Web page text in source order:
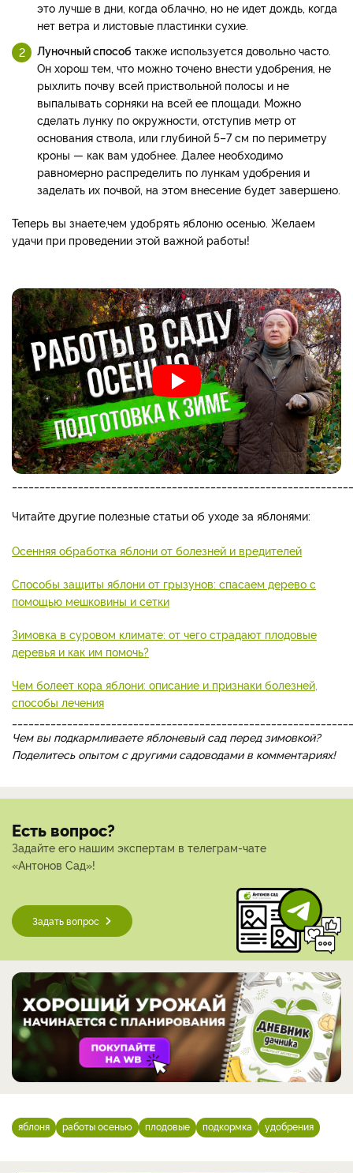
это лучше в дни, когда облачно, но не идет дождь, когда
нет ветра и листовые пластинки сухие.
Луночный способ также используется довольно часто.
Он хорош тем, что можно точено внести удобрения, не
рыхлить почву всей приствольной полосы и не
выпалывать сорняки на всей ее площади. Можно
сделать лунку по окружности, отступив метр от
основания ствола, или глубиной 5–7 см по периметру
кроны — как вам удобнее. Далее необходимо
равномерно распределить по лункам удобрения и
заделать их почвой, на этом внесение будет завершено.
Теперь вы знаете,чем удобрять яблоню осенью. Желаем
удачи при проведении этой важной работы!
Читайте другие полезные статьи об уходе за яблонями:
Осенняя обработка яблони от болезней и вредителей
Способы защиты яблони от грызунов: спасаем дерево с
помощью мешковины и сетки
Зимовка в суровом климате: от чего страдают плодовые
деревья и как им помочь?
Чем болеет кора яблони: описание и признаки болезней,
способы лечения
Чем вы подкармливаете яблоневый сад перед зимовкой?
Поделитесь опытом с другими садоводами в комментариях!
Есть вопрос?
Задайте его нашим экспертам в телеграм-чате
«Антонов Сад»!
Задать вопрос
яблоня работы осенью плодовые подкормка удобрения